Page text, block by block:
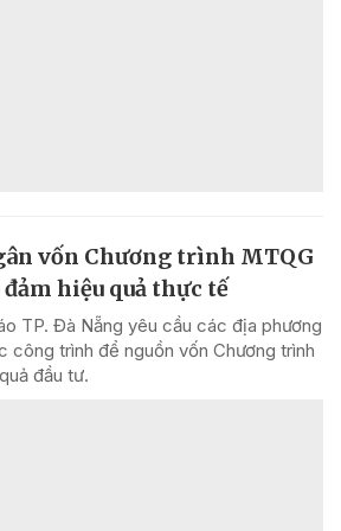
vốn Chương trình MTQG
hiệu quả thực tế
TP. Đà Nẵng yêu cầu các địa phương
công trình để nguồn vốn Chương trình
đầu tư.